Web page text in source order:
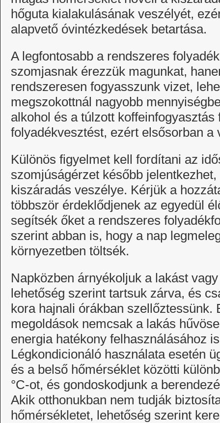
hőguta kialakulásának veszélyét,
alapvető óvintézkedések betartása.
A legfontosabb a rendszeres
szomjasnak érezzük magunkat,
rendszeresen fogyasszunk vizet,
megszokottnál nagyobb
alkohol és a túlzott koffeinfogyasztás
folyadékvesztést, ezért elsősorban a
Különös figyelmet kell fordítani az
szomjúságérzet később
kiszáradás veszélye. Kérjük a
többször érdeklődjenek az egyedül
segítsék őket a rendszeres
szerint abban is, hogy a nap
környezetben töltsék.
Napközben árnyékoljuk a lakást
lehetőség szerint tartsuk zárva, és
kora hajnali órákban szellőztessünk.
megoldások nemcsak a lakás
energia hatékony felhasználásához
Légkondicionáló használata esetén
és a belső hőmérséklet közötti
°C-ot, és gondoskodjunk a
Akik otthonukban nem tudják
hőmérsékletet, lehetőség szerint